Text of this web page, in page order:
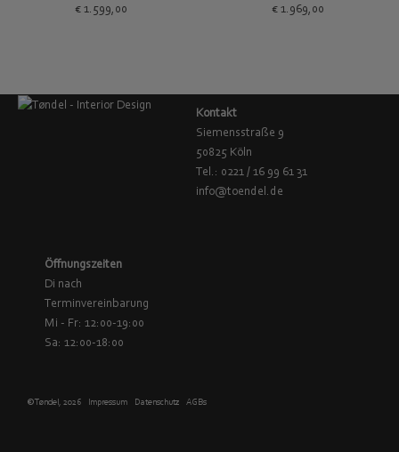
€ 1.599,00
€1.969,00
Kontakt
Siemensstraße 9
50825 Köln
Tel.: 0221 / 16 99 61 31
info@toendel.de
Öffnungszeiten
Di nach
Terminvereinbarung
Mi - Fr: 12:00-19:00
Sa: 12:00-18:00
© Tøndel, 2026 Impressum Datenschutz AGBs